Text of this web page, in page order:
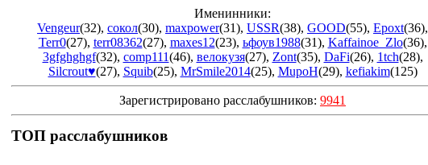
Именинники:
Vengeur(32), сокол(30), maxpower(31), USSR(38), GOOD(55), Epoxt(36),
Terr0(27), terr08362(27), maxes12(23), ьфоув1988(31), Kaffainoe_Zlo(36),
3gfghghgf(32), comp111(46), велокузя(27), Zont(35), DaFi(26), 1tch(28),
Silcrout♥(27), Squib(25), MrSmile2014(25), MupoH(29), kefiakim(125)
Зарегистрировано расслабушников: 9941
ТОП расслабушников